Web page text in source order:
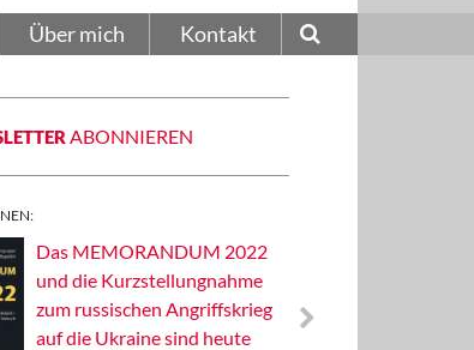
Über mich Kontakt
ABONNIEREN
Das MEMORANDUM 2022
und die Kurzstellungnahme
zum russischen Angriffskrieg
auf die Ukraine sind heute